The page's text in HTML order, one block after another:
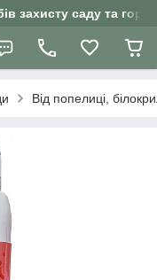
захисту саду та
Від попелиці,